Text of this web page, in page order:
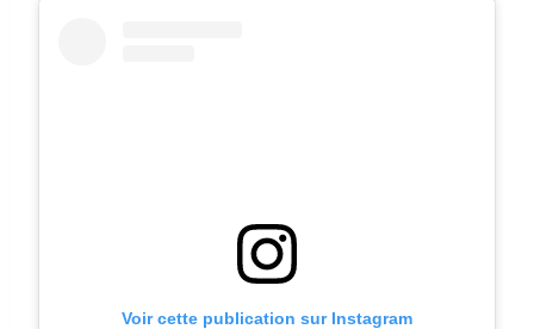
Voir cette publication sur Instagram